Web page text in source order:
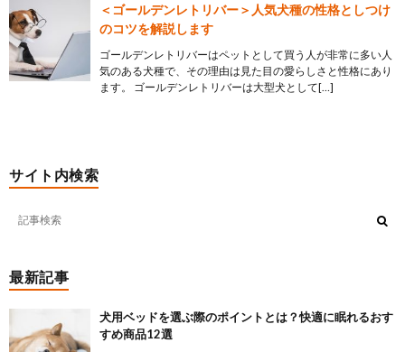
＜ゴールデンレトリバー＞人気犬種の性格としつけ
のコツを解説します
ゴールデンレトリバーはペットとして買う人が非常に多い人
気のある犬種で、その理由は見た目の愛らしさと性格にあり
ます。 ゴールデンレトリバーは大型犬として[…]
サイト内検索
最新記事
犬用ベッドを選ぶ際のポイントとは？快適に眠れるおす
すめ商品12選